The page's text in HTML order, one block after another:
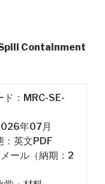
Containment
ド：MRC-SE-
年07月
：英文PDF
ール（納期：2